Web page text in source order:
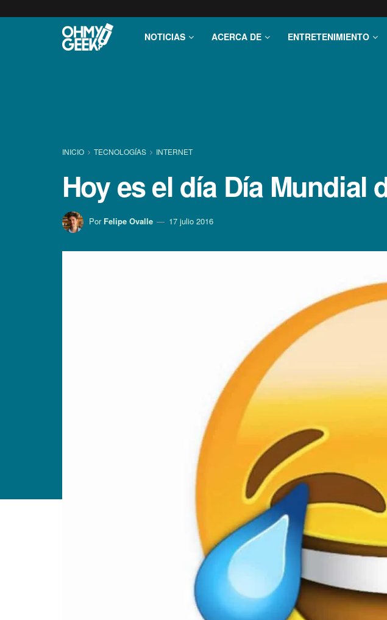
NOTICIAS ACERCA DE ENTRETENIMIENTO
INICIO TECNOLOGÍ­AS INTERNET
Hoy es el dí­a Dí­a Mundial
Por Felipe Ovalle 17 julio 2016